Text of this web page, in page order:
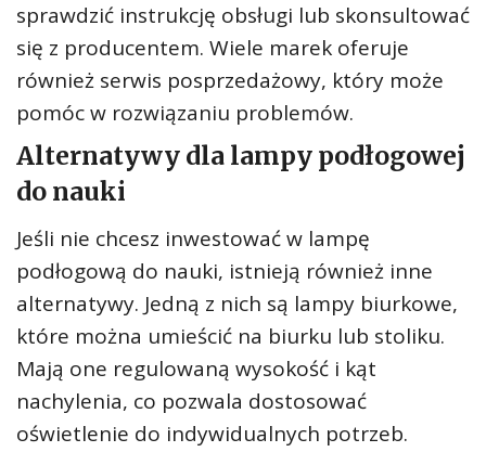
sprawdzić instrukcję obsługi lub skonsultować
się z producentem. Wiele marek oferuje
również serwis posprzedażowy, który może
pomóc w rozwiązaniu problemów.
Alternatywy dla lampy podłogowej
do nauki
Jeśli nie chcesz inwestować w lampę
podłogową do nauki, istnieją również inne
alternatywy. Jedną z nich są lampy biurkowe,
które można umieścić na biurku lub stoliku.
Mają one regulowaną wysokość i kąt
nachylenia, co pozwala dostosować
oświetlenie do indywidualnych potrzeb.